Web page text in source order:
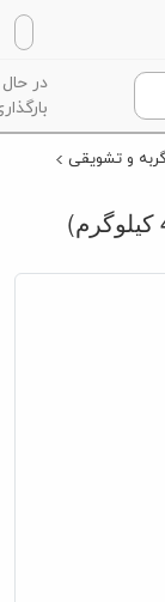
در حال
و تشویقی